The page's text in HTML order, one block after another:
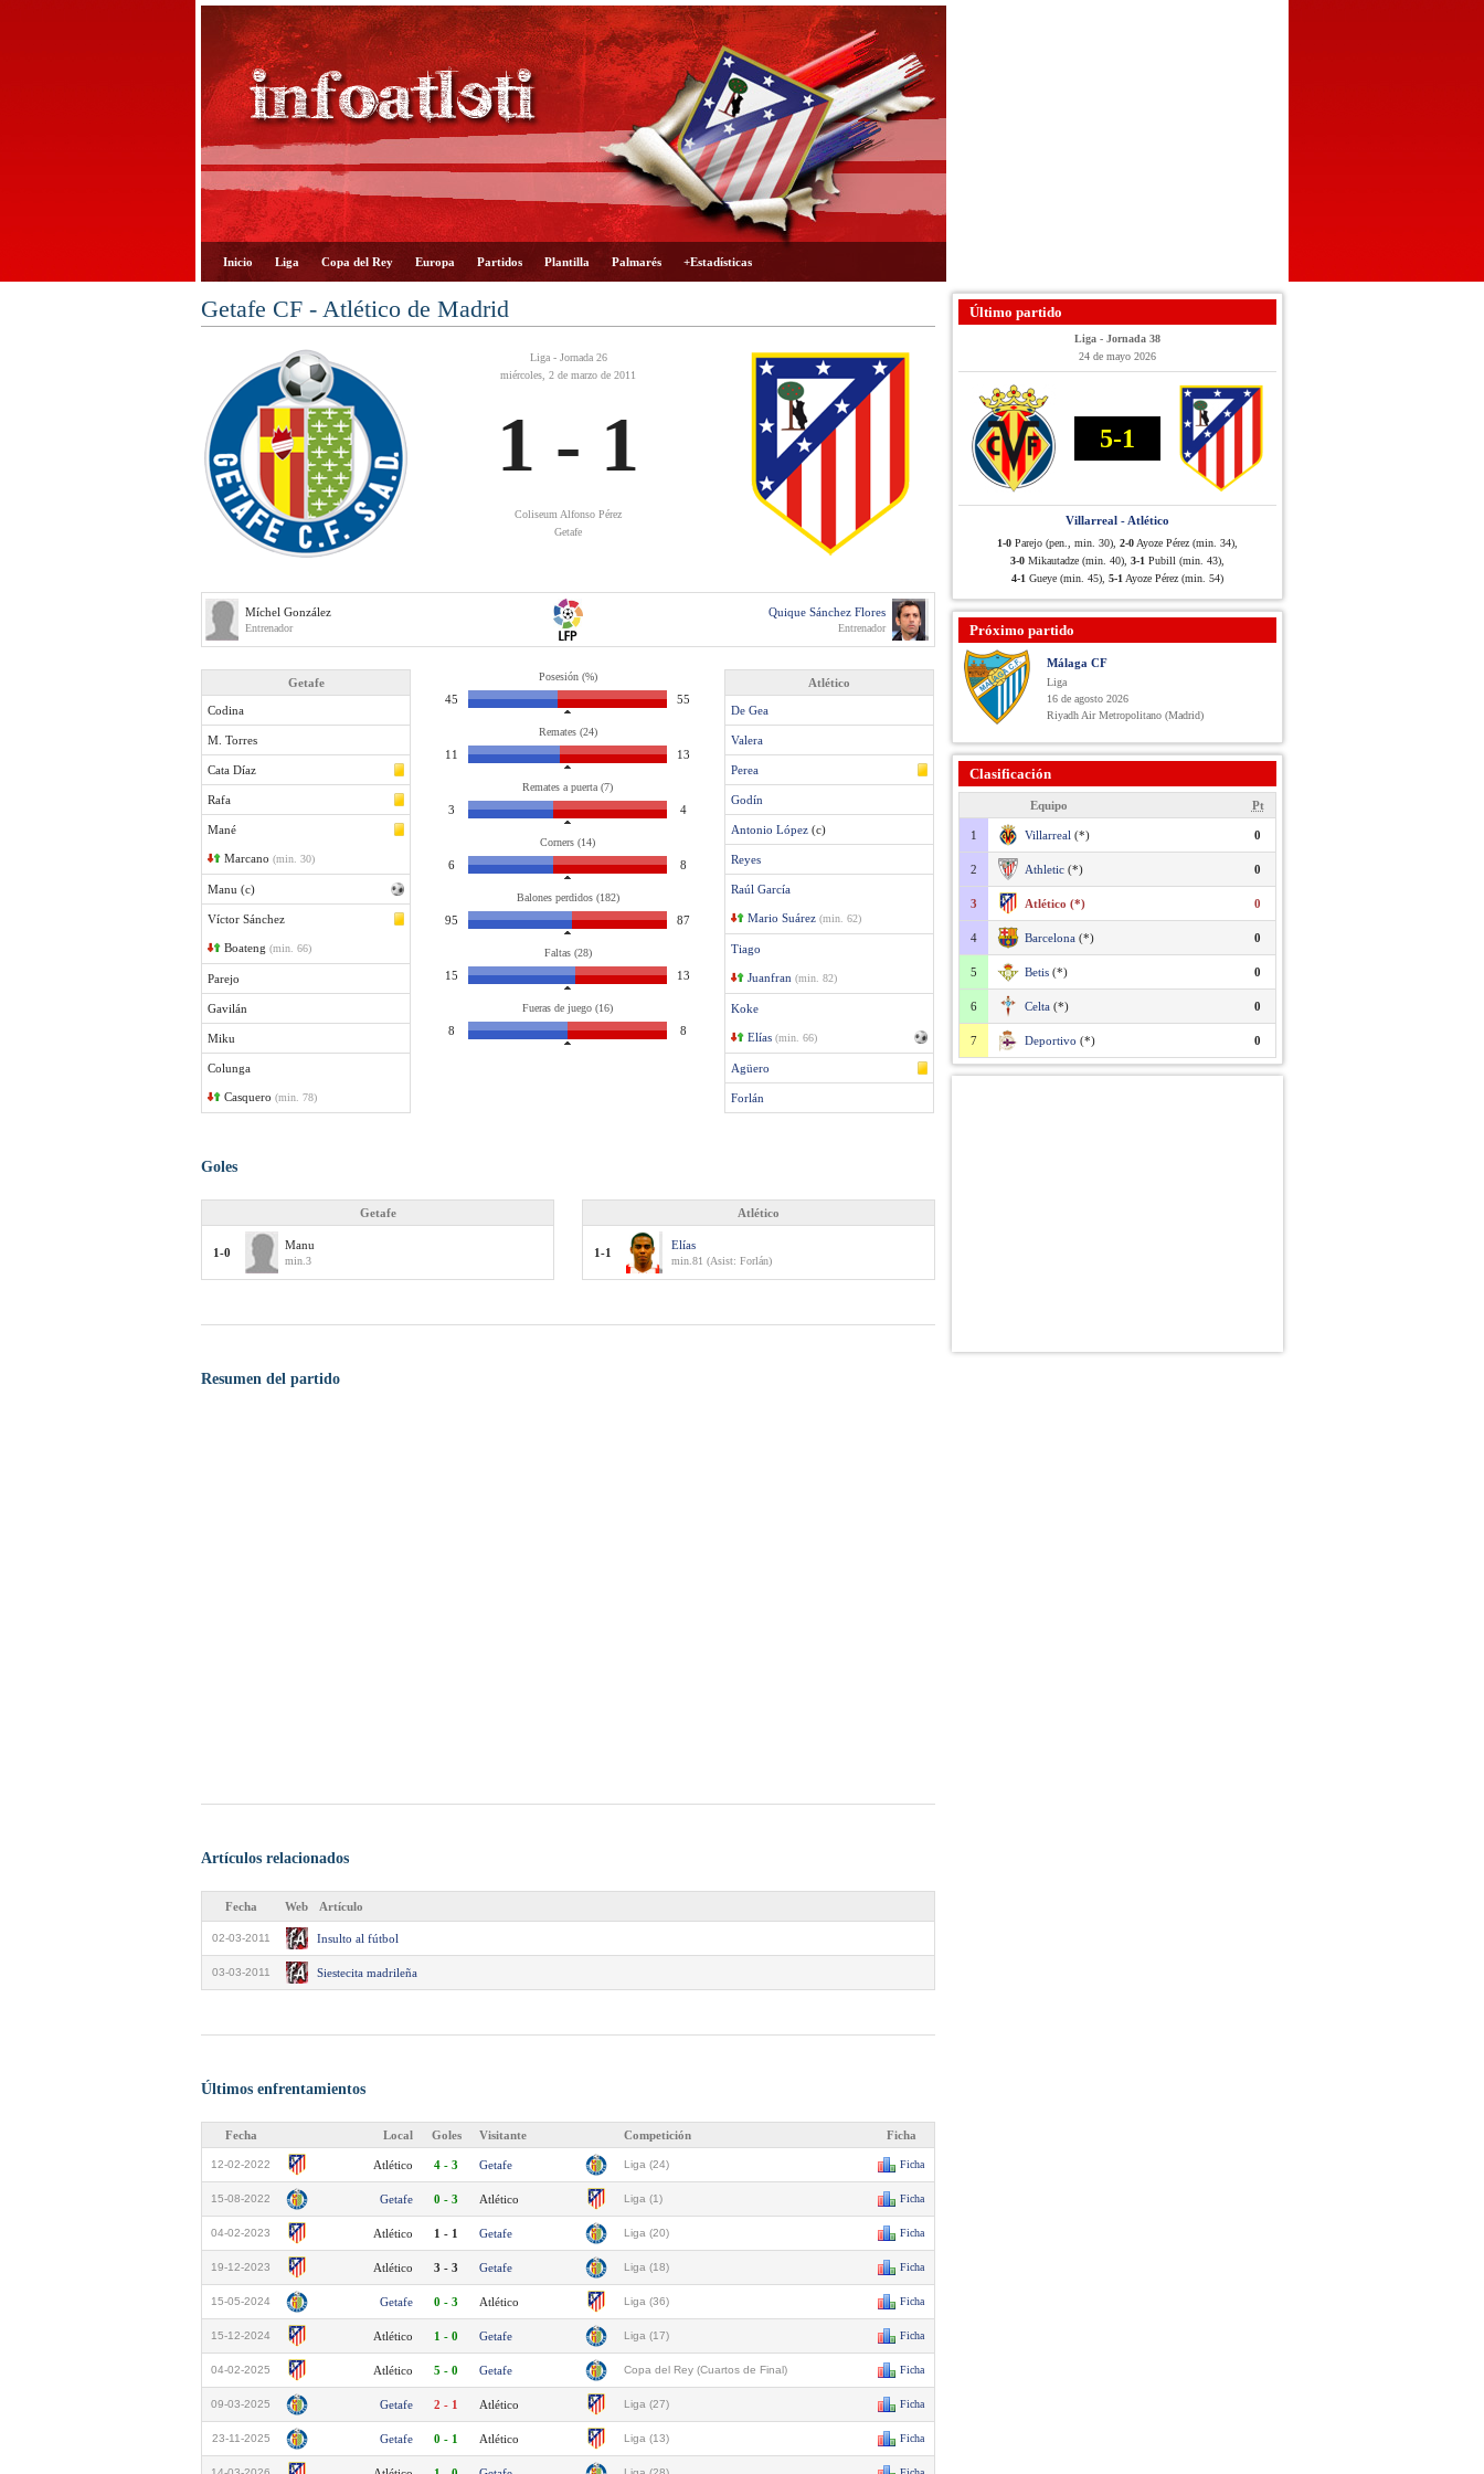
Inicio Liga Copa del Rey Europa Partidos Plantilla Palmarés +Estadísticas
Getafe CF - Atlético de Madrid
Liga - Jornada 26
miércoles, 2 de marzo de 2011
1 - 1
Coliseum Alfonso Pérez
Getafe
Míchel González
Entrenador
Quique Sánchez Flores
Entrenador
Getafe
Codina
M. Torres
Cata Díaz
Rafa
Mané
Marcano (min. 30)
Manu (c)
Víctor Sánchez
Boateng (min. 66)
Parejo
Gavilán
Miku
Colunga
Casquero (min. 78)
Posesión (%)
45 55
Remates (24)
11 13
Remates a puerta (7)
3 4
Corners (14)
6 8
Balones perdidos (182)
95 87
Faltas (28)
15 13
Fueras de juego (16)
8 8
Atlético
De Gea
Valera
Perea
Godín
Antonio López (c)
Reyes
Raúl García
Mario Suárez (min. 62)
Tiago
Juanfran (min. 82)
Koke
Elías (min. 66)
Agüero
Forlán
Goles
Getafe
1-0
Manu
min.3
Atlético
1-1
Elías
min.81 (Asist: Forlán)
Resumen del partido
Artículos relacionados
Fecha Web Artículo
02-03-2011 Insulto al fútbol
03-03-2011 Siestecita madrileña
Últimos enfrentamientos
Fecha Local Goles Visitante Competición Ficha
12-02-2022 Atlético 4 - 3 Getafe Liga (24) Ficha
15-08-2022 Getafe 0 - 3 Atlético Liga (1) Ficha
04-02-2023 Atlético 1 - 1 Getafe Liga (20) Ficha
19-12-2023 Atlético 3 - 3 Getafe Liga (18) Ficha
15-05-2024 Getafe 0 - 3 Atlético Liga (36) Ficha
15-12-2024 Atlético 1 - 0 Getafe Liga (17) Ficha
04-02-2025 Atlético 5 - 0 Getafe Copa del Rey (Cuartos de Final) Ficha
09-03-2025 Getafe 2 - 1 Atlético Liga (27) Ficha
23-11-2025 Getafe 0 - 1 Atlético Liga (13) Ficha
Último partido
Liga - Jornada 38
24 de mayo 2026
5-1
Villarreal - Atlético
1-0 Parejo (pen., min. 30), 2-0 Ayoze Pérez (min. 34),
3-0 Mikautadze (min. 40), 3-1 Pubill (min. 43),
4-1 Gueye (min. 45), 5-1 Ayoze Pérez (min. 54)
Próximo partido
Málaga CF
Liga
16 de agosto 2026
Riyadh Air Metropolitano (Madrid)
Clasificación
Equipo Pt
1 Villarreal (*) 0
2 Athletic (*) 0
3 Atlético (*) 0
4 Barcelona (*) 0
5 Betis (*) 0
6 Celta (*) 0
7 Deportivo (*) 0